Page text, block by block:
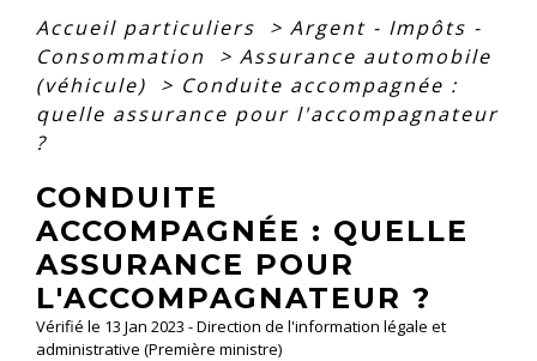
Accueil particuliers > Argent - Impôts -
Consommation
> Assurance automobile
(véhicule)
> Conduite accompagnée :
quelle assurance pour l'accompagnateur
?
CONDUITE
ACCOMPAGNÉE : QUELLE
ASSURANCE POUR
L'ACCOMPAGNATEUR ?
Vérifié le 13 Jan 2023 - Direction de l'information légale et
administrative (Première ministre)